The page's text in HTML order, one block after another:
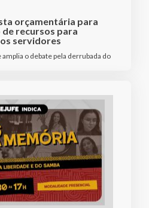
orçamentária para
recursos para
servidores
o debate pela derrubada do